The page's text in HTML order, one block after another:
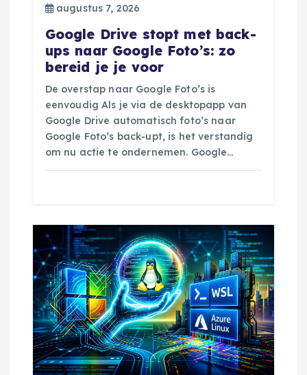
augustus 7, 2026
Google Drive stopt met back-
ups naar Google Foto’s: zo
bereid je je voor
De overstap naar Google Foto’s is
eenvoudig Als je via de desktopapp van
Google Drive automatisch foto’s naar
Google Foto’s back-upt, is het verstandig
om nu actie te ondernemen. Google…